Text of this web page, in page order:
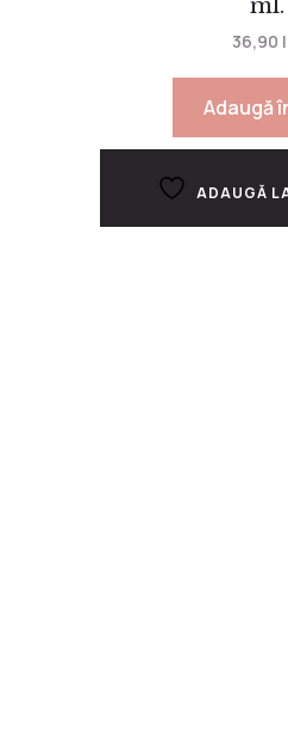
ml.
36,90
Adaugă
ADAUGĂ